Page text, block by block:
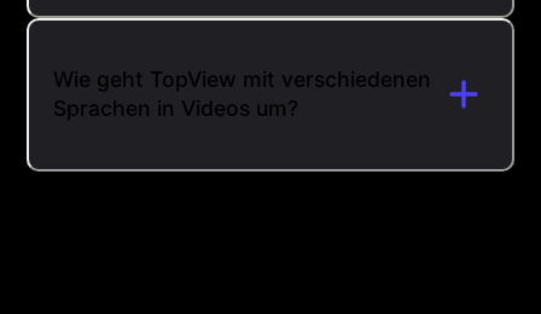
Wie geht TopView mit verschiedenen
Sprachen in Videos um?